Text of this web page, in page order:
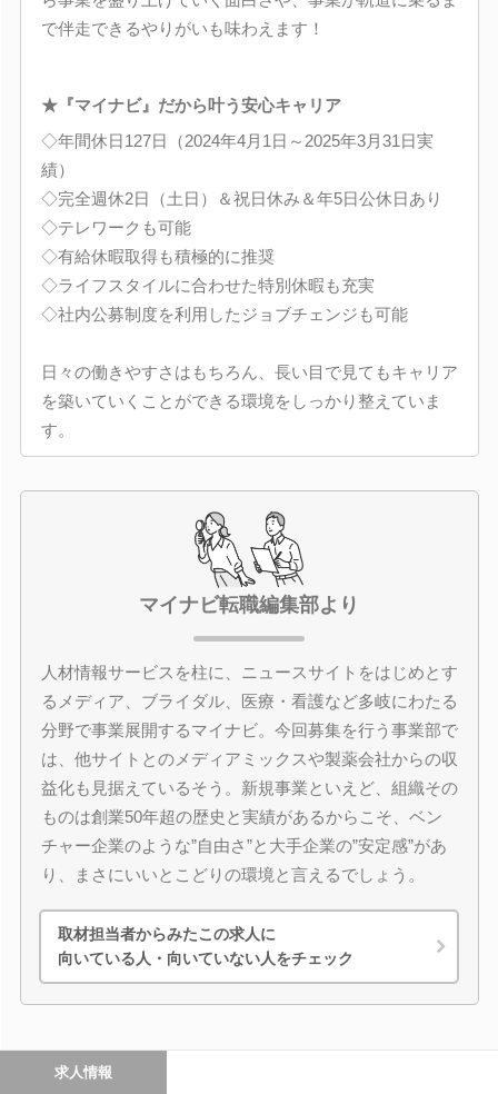
で伴走できるやりがいも味わえます！
★『マイナビ』だから叶う安心キャリア
◇年間休日127日（2024年4月1日～2025年3月31日実
績）
◇完全週休2日（土日）＆祝日休み＆年5日公休日あり
◇テレワークも可能
◇有給休暇取得も積極的に推奨
◇ライフスタイルに合わせた特別休暇も充実
◇社内公募制度を利用したジョブチェンジも可能
日々の働きやすさはもちろん、長い目で見てもキャリア
を築いていくことができる環境をしっかり整えていま
す。
マイナビ転職編集部より
人材情報サービスを柱に、ニュースサイトをはじめとす
るメディア、ブライダル、医療・看護など多岐にわたる
分野で事業展開するマイナビ。今回募集を行う事業部で
は、他サイトとのメディアミックスや製薬会社からの収
益化も見据えているそう。新規事業といえど、組織その
ものは創業50年超の歴史と実績があるからこそ、ベン
チャー企業のような”自由さ”と大手企業の”安定感”があ
り、まさにいいとこどりの環境と言えるでしょう。
取材担当者からみたこの求人に
向いている人・向いていない人をチェック
求人情報